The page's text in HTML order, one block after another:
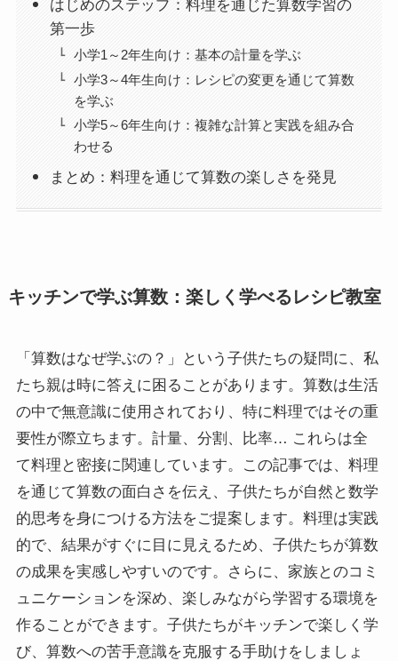
はじめのステップ：料理を通じた算数学習の
第一歩
小学1～2年生向け：基本の計量を学ぶ
小学3～4年生向け：レシピの変更を通じて算数
を学ぶ
小学5～6年生向け：複雑な計算と実践を組み合
わせる
まとめ：料理を通じて算数の楽しさを発見
キッチンで学ぶ算数：楽しく学べるレシピ教室
「算数はなぜ学ぶの？」という子供たちの疑問に、私
たち親は時に答えに困ることがあります。算数は生活
の中で無意識に使用されており、特に料理ではその重
要性が際立ちます。計量、分割、比率… これらは全
て料理と密接に関連しています。この記事では、料理
を通じて算数の面白さを伝え、子供たちが自然と数学
的思考を身につける方法をご提案します。料理は実践
的で、結果がすぐに目に見えるため、子供たちが算数
の成果を実感しやすいのです。さらに、家族とのコミ
ュニケーションを深め、楽しみながら学習する環境を
作ることができます。子供たちがキッチンで楽しく学
び、算数への苦手意識を克服する手助けをしましょ